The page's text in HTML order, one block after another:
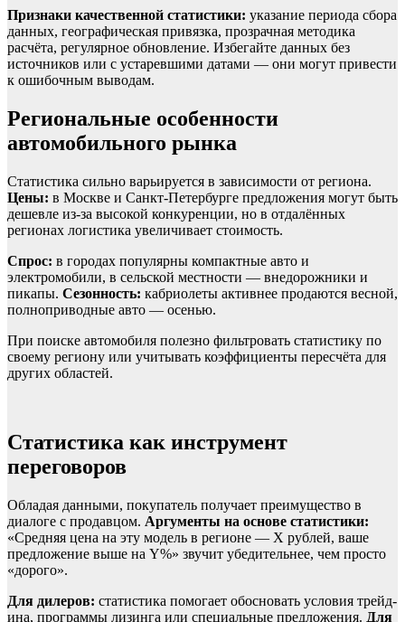
Признаки качественной статистики: указание периода сбора
данных, географическая привязка, прозрачная методика
расчёта, регулярное обновление. Избегайте данных без
источников или с устаревшими датами — они могут привести
к ошибочным выводам.
Региональные особенности
автомобильного рынка
Статистика сильно варьируется в зависимости от региона.
Цены: в Москве и Санкт-Петербурге предложения могут быть
дешевле из-за высокой конкуренции, но в отдалённых
регионах логистика увеличивает стоимость.
Спрос: в городах популярны компактные авто и
электромобили, в сельской местности — внедорожники и
пикапы. Сезонность: кабриолеты активнее продаются весной,
полноприводные авто — осенью.
При поиске автомобиля полезно фильтровать статистику по
своему региону или учитывать коэффициенты пересчёта для
других областей.
Статистика как инструмент
переговоров
Обладая данными, покупатель получает преимущество в
диалоге с продавцом. Аргументы на основе статистики:
«Средняя цена на эту модель в регионе — Х рублей, ваше
предложение выше на Y%» звучит убедительнее, чем просто
«дорого».
Для дилеров: статистика помогает обосновать условия трейд-
ина, программы лизинга или специальные предложения. Для